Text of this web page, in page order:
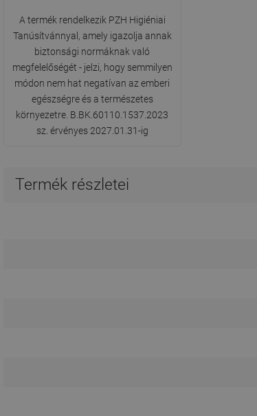
A termék rendelkezik PZH Higiéniai
Tanúsítvánnyal, amely igazolja annak
biztonsági normáknak való
megfelelőségét - jelzi, hogy semmilyen
módon nem hat negatívan az emberi
egészségre és a természetes
környezetre. B.BK.60110.1537.2023
sz. érvényes 2027.01.31-ig
Termék részletei